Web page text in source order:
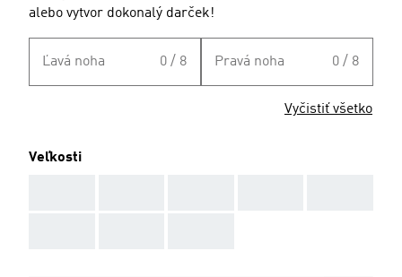
alebo vytvor dokonalý darček!
Ľavá noha 0 / 8 Pravá noha 0 / 8
Vyčistiť všetko
Veľkosti